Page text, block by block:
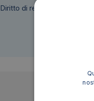
Diritto di recesso